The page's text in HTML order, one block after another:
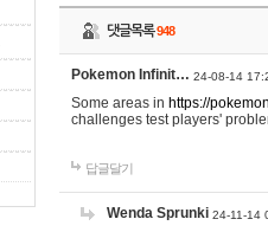
댓글목록948
Pokemon Infinit… 24-08-14
Some areas in https://
challenges test players'
답글달기
Wenda Sprunki 24-11-14